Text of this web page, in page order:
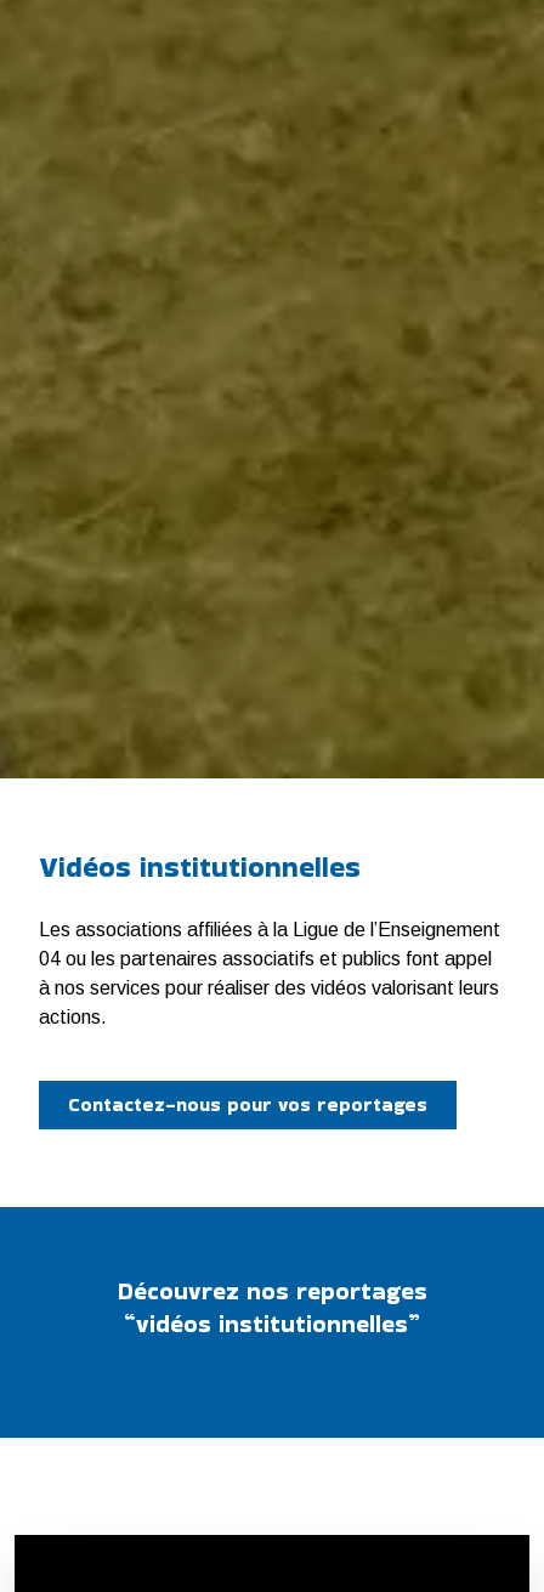
Vidéos institutionnelles
Les associations affiliées à la Ligue de l’Enseignement
04 ou les partenaires associatifs et publics font appel
à nos services pour réaliser des vidéos valorisant leurs
actions.
Contactez-nous pour vos reportages
Découvrez nos reportages
“vidéos institutionnelles”